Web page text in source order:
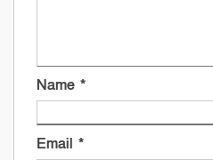
Name *
Email *